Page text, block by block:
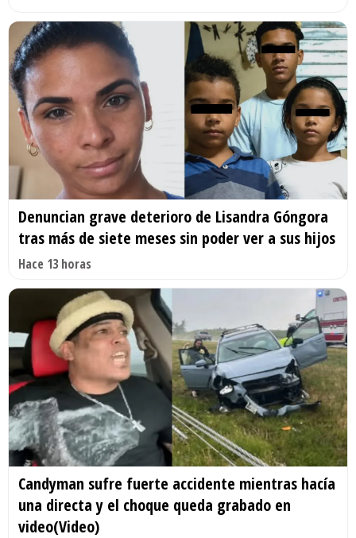
Denuncian grave deterioro de Lisandra Góngora
tras más de siete meses sin poder ver a sus hijos
Hace 13 horas
Candyman sufre fuerte accidente mientras hacía
una directa y el choque queda grabado en
video(Video)